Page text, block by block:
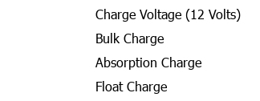
Charge Voltage (12 Volts)
Bulk Charge
Absorption Charge
Float Charge